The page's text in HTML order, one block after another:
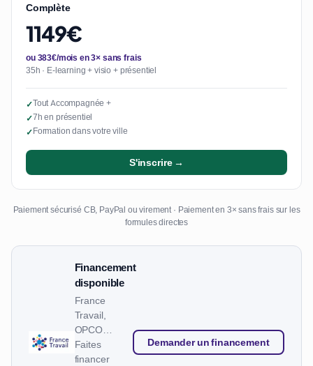
Complète
1149€
ou 383€/mois en 3× sans frais
35h · E-learning + visio + présentiel
✓Tout Accompagnée +
✓7h en présentiel
✓Formation dans votre ville
S'inscrire →
Paiement sécurisé CB, PayPal ou virement · Paiement en 3× sans frais sur les
formules directes
Financement
disponible
France
Travail,
OPCO…
Faites
financer
Demander un financement